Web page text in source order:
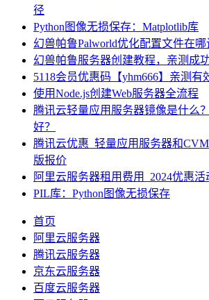
径
Python图像无损保存：Matplotlib库
幻兽帕鲁Palworld优化配置文件在哪
幻兽帕鲁服务器创建教程，亲测成
5118会员优惠码【yhm666】亲测有
使用Node.js创建Web服务器全流程
腾讯云轻量应用服务器镜像是什么
好？
腾讯云优惠_轻量应用服务器和
版报价
阿里云服务器租用费用_2024优惠活
PIL库：Python图像无损保存
首页
阿里云服务器
腾讯云服务器
京东云服务器
百度云服务器